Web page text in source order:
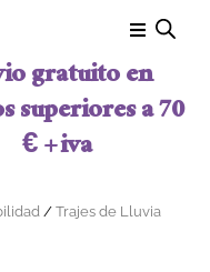
gratuito en
superiores a 70
€ + iva
/ Trajes de Lluvia